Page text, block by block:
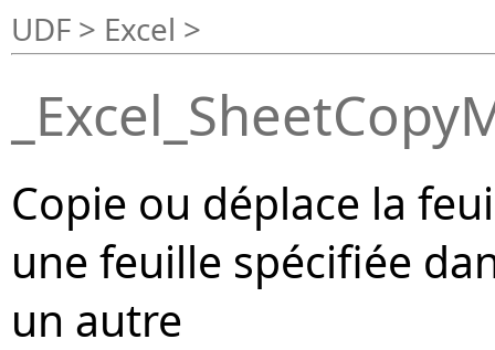
UDF > Excel >
Copie ou déplace la
une feuille spécifiée
un autre